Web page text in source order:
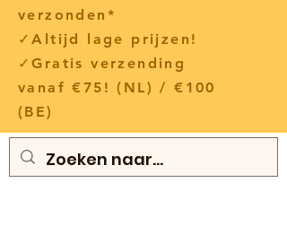
verzonden*
✓Altijd lage prijzen!
✓Gratis verzending
vanaf €75! (NL) / €100
(BE)